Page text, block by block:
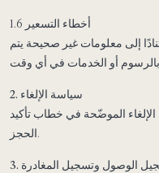
1.6 أخطاء التسعير
إلى معلومات غير صحيحة يتم
2. سياسة الإلغاء
الموضّحة في خطاب تأكيد
الحجز.
الوصول وتسجيل المغادرة